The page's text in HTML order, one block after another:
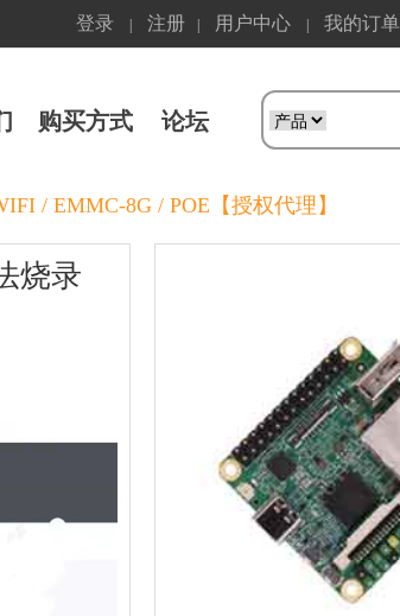
登录 注册 用户中心 我的订单
购买方式 论坛
/ EMMC-8G / POE【授权代理】
烧录